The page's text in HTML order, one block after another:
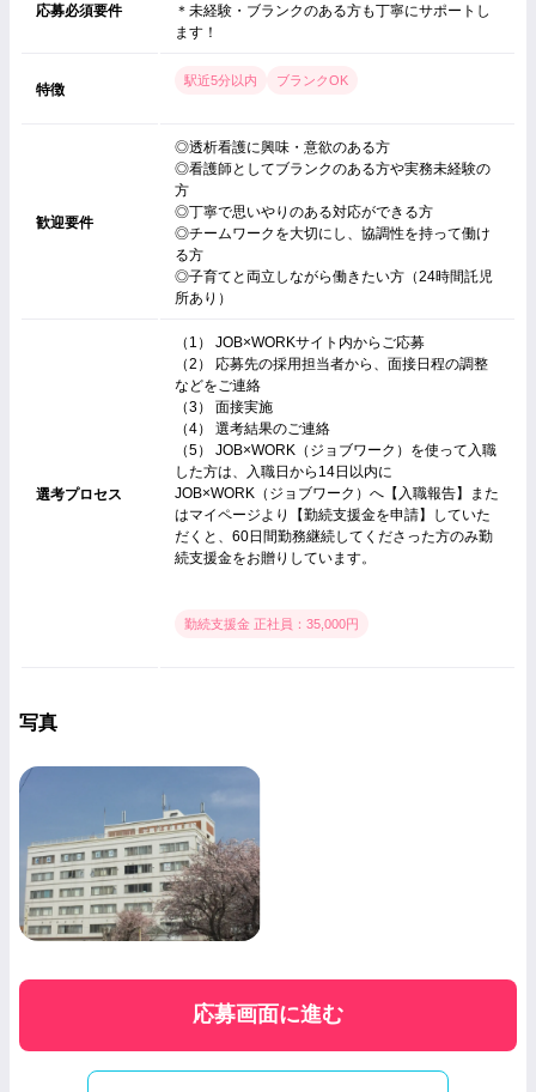
応募必須要件
＊未経験・ブランクのある方も丁寧にサポートし
ます！
特徴
駅近5分以内 ブランクOK
歓迎要件
◎透析看護に興味・意欲のある方
◎看護師としてブランクのある方や実務未経験の
方
◎丁寧で思いやりのある対応ができる方
◎チームワークを大切にし、協調性を持って働け
る方
◎子育てと両立しながら働きたい方（24時間託児
所あり）
選考プロセス
（1） JOB×WORKサイト内からご応募
（2） 応募先の採用担当者から、面接日程の調整
などをご連絡
（3） 面接実施
（4） 選考結果のご連絡
（5） JOB×WORK（ジョブワーク）を使って入職
した方は、入職日から14日以内に
JOB×WORK（ジョブワーク）へ【入職報告】また
はマイページより【勤続支援金を申請】していた
だくと、60日間勤務継続してくださった方のみ勤
続支援金をお贈りしています。
勤続支援金 正社員：35,000円
写真
応募画面に進む